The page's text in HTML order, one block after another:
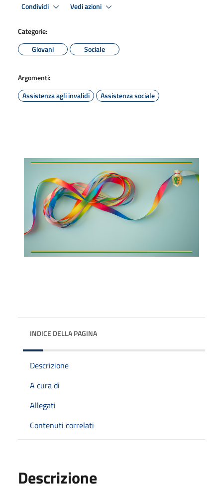
Condividi Vedi azioni
Categorie:
Giovani
Sociale
Argomenti:
Assistenza agli invalidi
Assistenza sociale
INDICE DELLA PAGINA
Descrizione
A cura di
Allegati
Contenuti correlati
Descrizione